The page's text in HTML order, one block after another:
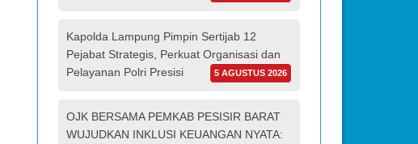
Kapolda Lampung Pimpin Sertijab 12
Pejabat Strategis, Perkuat Organisasi dan
Pelayanan Polri Presisi
5 AGUSTUS 2026
OJK BERSAMA PEMKAB PESISIR BARAT
WUJUDKAN INKLUSI KEUANGAN NYATA: